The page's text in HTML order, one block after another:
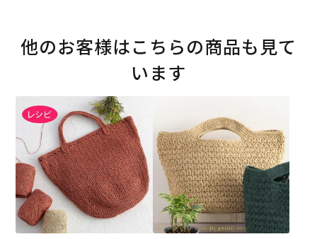
他のお客様はこちらの商品も見て
います